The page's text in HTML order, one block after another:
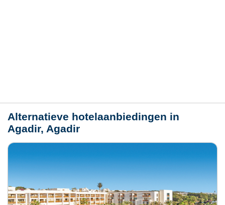
Alternatieve hotelaanbiedingen in
Agadir, Agadir